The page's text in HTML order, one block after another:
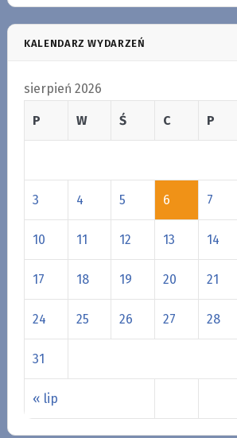
KALENDARZ WYDARZEŃ
sierpień 2026
P W Ś C P
« lip
3 4 5 6 7
10 11 12 13 14
17 18 19 20 21
24 25 26 27 28
31